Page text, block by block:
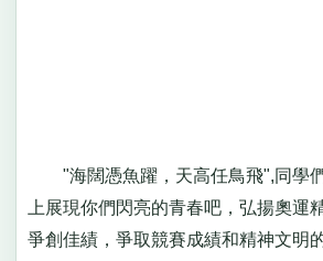
"海闊憑魚躍，天高任鳥飛",同學
上展現你們閃亮的青春吧，弘揚奧運
爭創佳績，爭取競賽成績和精神文明